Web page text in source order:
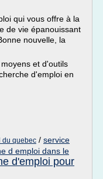
qui vous offre à la
de vie épanouissant
nouvelle, la
et d'outils
d'emploi en
du quebec / service
d emploi dans le
d'emploi pour